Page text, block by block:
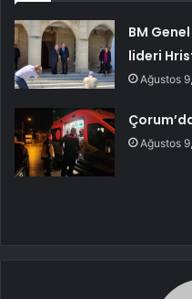
BM
lideri
Ağustos
Ağustos